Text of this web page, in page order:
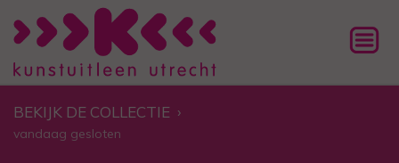
BEKIJK DE COLLECTIE ›
vandaag gesloten